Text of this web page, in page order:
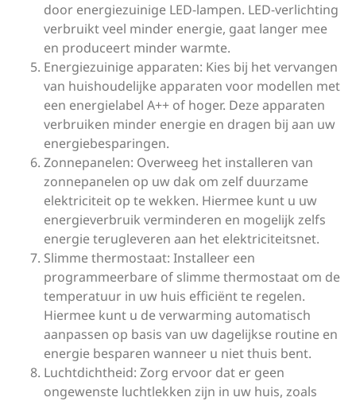
door energiezuinige LED-lampen. LED-verlichting
verbruikt veel minder energie, gaat langer mee
en produceert minder warmte.
Energiezuinige apparaten: Kies bij het vervangen
van huishoudelijke apparaten voor modellen met
een energielabel A++ of hoger. Deze apparaten
verbruiken minder energie en dragen bij aan uw
energiebesparingen.
Zonnepanelen: Overweeg het installeren van
zonnepanelen op uw dak om zelf duurzame
elektriciteit op te wekken. Hiermee kunt u uw
energieverbruik verminderen en mogelijk zelfs
energie terugleveren aan het elektriciteitsnet.
Slimme thermostaat: Installeer een
programmeerbare of slimme thermostaat om de
temperatuur in uw huis efficiënt te regelen.
Hiermee kunt u de verwarming automatisch
aanpassen op basis van uw dagelijkse routine en
energie besparen wanneer u niet thuis bent.
Luchtdichtheid: Zorg ervoor dat er geen
ongewenste luchtlekken zijn in uw huis, zoals